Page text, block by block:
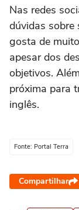
Nas redes
dúvidas sobre
gosta de
apesar dos
objetivos.
próxima para
inglês.
Fonte: Portal Terra
Compartilhar